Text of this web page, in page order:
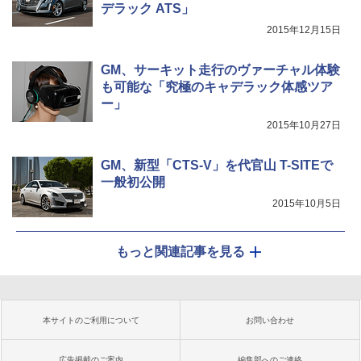
デラック ATS」
2015年12月15日
GM、サーキット走行のヴァーチャル体験
も可能な「究極のキャデラック体感ツア
ー」
2015年10月27日
GM、新型「CTS-V」を代官山 T-SITEで
一般初公開
2015年10月5日
もっと関連記事を見る
本サイトのご利用について お問い合わせ